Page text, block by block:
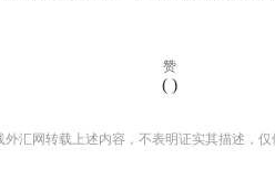
赞
( )
汇网转载上述内容，不表明证实其描述，